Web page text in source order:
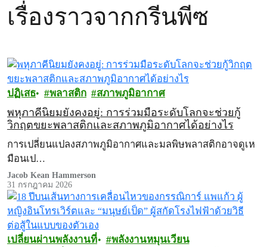
เรื่องราวจากกรีนพีซ
ปฏิเสธ พลาสติก สภาพภูมิอากาศ
พหุภาคีนิยมยังคงอยู่: การร่วมมือระดับโลกจะช่วยกู้
วิกฤตขยะพลาสติกและสภาพภูมิอากาศได้อย่างไร
การเปลี่ยนแปลงสภาพภูมิอากาศและมลพิษพลาสติกอาจดูเห
มือนเป…
Jacob Kean Hammerson
31 กรกฎาคม 2026
เปลี่ยนผ่านพลังงานที่
พลังงานหมุนเวียน